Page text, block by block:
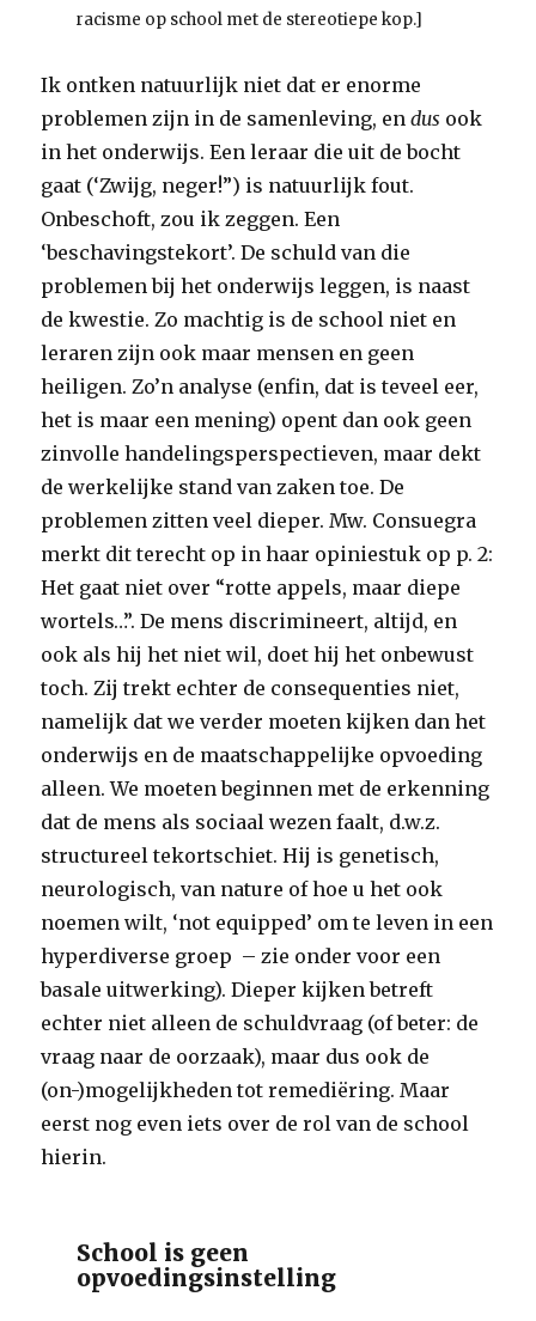
racisme op school met de stereotiepe kop.]
Ik ontken natuurlijk niet dat er enorme
problemen zijn in de samenleving, endus ook
in het onderwijs. Een leraar die uit de bocht
gaat (‘Zwijg, neger!”) is natuurlijk fout.
Onbeschoft, zou ik zeggen. Een
‘beschavingstekort’. De schuld van die
problemen bij het onderwijs leggen, is naast
de kwestie. Zo machtig is de school niet en
leraren zijn ook maar mensen en geen
heiligen. Zo’n analyse (enfin, dat is teveel eer,
het is maar een mening) opent dan ook geen
zinvolle handelingsperspectieven, maar dekt
de werkelijke stand van zaken toe. De
problemen zitten veel dieper. Mw. Consuegra
merkt dit terecht op in haar opiniestuk op p. 2:
Het gaat niet over “rotte appels, maar diepe
wortels…”. De mens discrimineert, altijd, en
ook als hij het niet wil, doet hij het onbewust
toch. Zij trekt echter de consequenties niet,
namelijk dat we verder moeten kijken dan het
onderwijs en de maatschappelijke opvoeding
alleen. We moeten beginnen met de erkenning
dat de mens als sociaal wezen faalt, d.w.z.
structureel tekortschiet. Hij is genetisch,
neurologisch, van nature of hoe u het ook
noemen wilt, ‘not equipped’ om te leven in een
hyperdiverse groep – zie onder voor een
basale uitwerking). Dieper kijken betreft
echter niet alleen de schuldvraag (of beter: de
vraag naar de oorzaak), maar dus ook de
(on-)mogelijkheden tot remediëring. Maar
eerst nog even iets over de rol van de school
hierin.
School is geen
opvoedingsinstelling